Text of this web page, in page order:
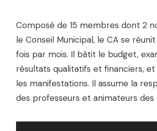
Composé de 15 membres dont 2
le Conseil Municipal, le CA se
fois par mois. Il bâtit le budget,
résultats qualitatifs et financiers,
les manifestations. Il assume la
des professeurs et animateurs des